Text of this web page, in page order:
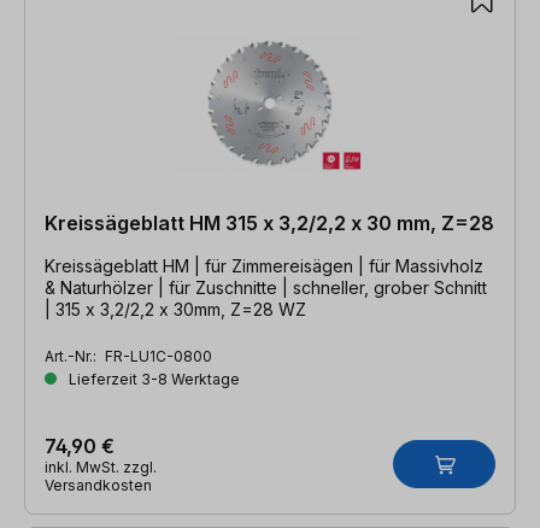
Kreissägeblatt HM 315 x 3,2/2,2 x 30 mm, Z=28
Kreissägeblatt HM | für Zimmereisägen | für Massivholz
& Naturhölzer | für Zuschnitte | schneller, grober Schnitt
| 315 x 3,2/2,2 x 30mm, Z=28 WZ
Art.-Nr.: FR-LU1C-0800
Lieferzeit 3-8 Werktage
74,90 €
inkl. MwSt. zzgl.
Versandkosten